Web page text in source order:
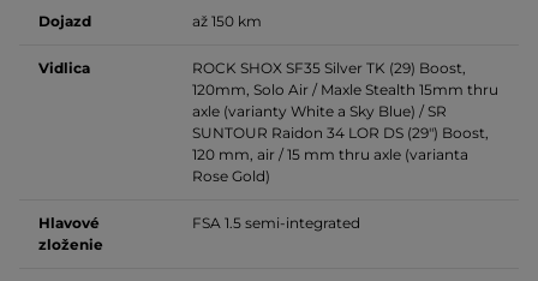
Dojazd až 150 km
Vidlica
ROCK SHOX SF35 Silver TK (29) Boost,
120mm, Solo Air / Maxle Stealth 15mm thru
axle (varianty White a Sky Blue) / SR
SUNTOUR Raidon 34 LOR DS (29") Boost,
120 mm, air / 15 mm thru axle (varianta
Rose Gold)
Hlavové
zloženie
FSA 1.5 semi-integrated